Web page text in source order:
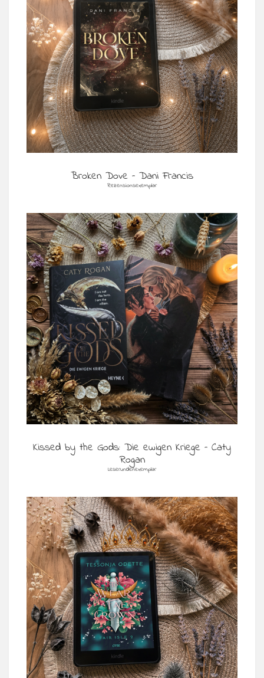
Broken Dove – Dani Francis
Rezensionsexemplar
Kissed by the Gods: Die ewigen Kriege – Caty
Rogan
Leserundenexemplar